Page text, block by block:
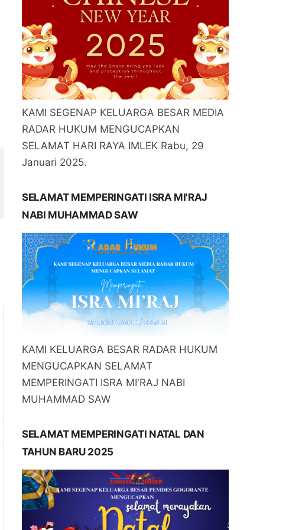
KAMI SEGENAP KELUARGA BESAR MEDIA
RADAR HUKUM MENGUCAPKAN
SELAMAT HARI RAYA IMLEK Rabu, 29
Januari 2025.
SELAMAT MEMPERINGATI ISRA MI'RAJ
NABI MUHAMMAD SAW
KAMI KELUARGA BESAR RADAR HUKUM
MENGUCAPKAN SELAMAT
MEMPERINGATI ISRA MI'RAJ NABI
MUHAMMAD SAW
SELAMAT MEMPERINGATI NATAL DAN
TAHUN BARU 2025